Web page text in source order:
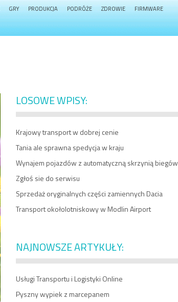
GRY PRODUKCJA PODRÓŻE ZDROWIE FIRMWARE
LOSOWE WPISY:
Krajowy transport w dobrej cenie
Tania ale sprawna spedycja w kraju
Wynajem pojazdów z automatyczną skrzynią biegów
Zgłoś sie do serwisu
Sprzedaż oryginalnych części zamiennych Dacia
Transport okołolotniskowy w Modlin Airport
NAJNOWSZE ARTYKUŁY:
Usługi Transportu i Logistyki Online
Pyszny wypiek z marcepanem